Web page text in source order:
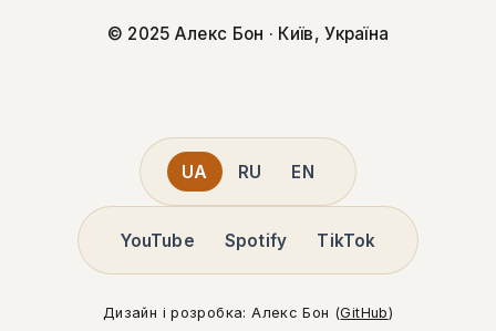
© 2025 Алекс Бон · Київ, Україна
UA RU EN
YouTube Spotify TikTok
Дизайн і розробка: Алекс Бон (GitHub)